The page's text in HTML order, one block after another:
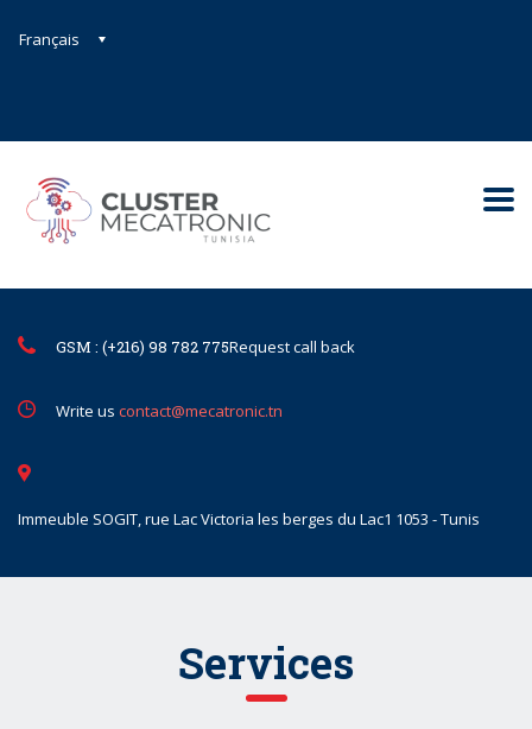
Français
GSM : (+216) 98 782 775Request call back
Write us contact@mecatronic.tn
Immeuble SOGIT, rue Lac Victoria les berges du Lac1 1053 - Tunis
Services